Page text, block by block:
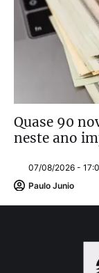
Quase 90
neste ano
07/08/2026 -
Paulo Junio